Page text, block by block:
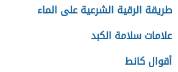
طريقة الرقية الشرعية على الماء
علامات سلامة الكبد
أقوال كانط